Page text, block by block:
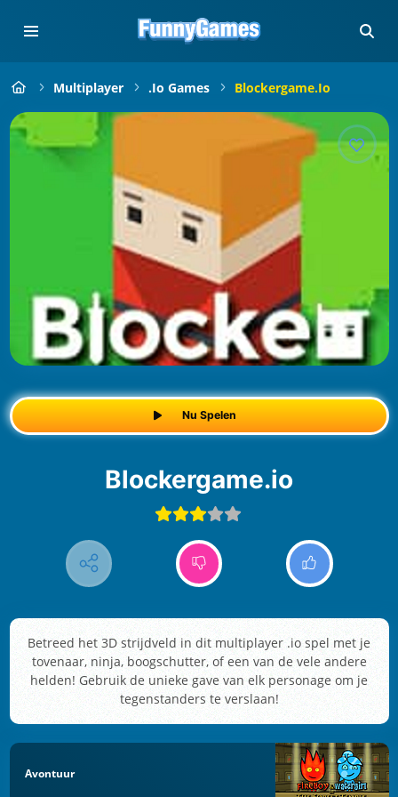
Multiplayer .io Games Blockergame.io
Nu Spelen
Blockergame.io
Betreed het 3D strijdveld in dit multiplayer .io spel met je
tovenaar, ninja, boogschutter, of een van de vele andere
helden! Gebruik de unieke gave van elk personage om je
tegenstanders te verslaan!
Avontuur